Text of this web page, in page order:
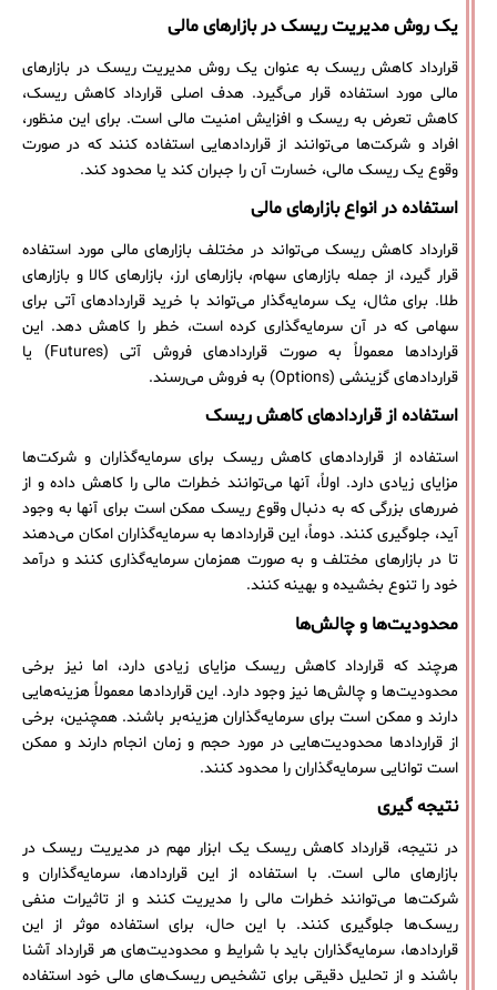
یک روش مدیریت ریسک در بازارهای مالی
قرارداد کاهش ریسک به عنوان یک روش مدیریت ریسک در بازارهای
مالی مورد استفاده قرار می‌گیرد. هدف اصلی قرارداد کاهش ریسک،
کاهش تعرض به ریسک و افزایش امنیت مالی است. برای این منظور،
افراد و شرکت‌ها می‌توانند از قراردادهایی استفاده کنند که در صورت
وقوع یک ریسک مالی، خسارت آن را جبران کند یا محدود کند.
استفاده در انواع بازارهای مالی
قرارداد کاهش ریسک می‌تواند در مختلف بازارهای مالی مورد استفاده
قرار گیرد، از جمله بازارهای سهام، بازارهای ارز، بازارهای کالا و بازارهای
طلا. برای مثال، یک سرمایه‌گذار می‌تواند با خرید قراردادهای آتی برای
سهامی که در آن سرمایه‌گذاری کرده است، خطر را کاهش دهد. این
قراردادها معمولاً به صورت قراردادهای فروش آتی (Futures) یا
قراردادهای گزینشی (Options) به فروش می‌رسند.
استفاده از قراردادهای کاهش ریسک
استفاده از قراردادهای کاهش ریسک برای سرمایه‌گذاران و شرکت‌ها
مزایای زیادی دارد. اولاً، آنها می‌توانند خطرات مالی را کاهش داده و از
ضررهای بزرگی که به دنبال وقوع ریسک ممکن است برای آنها به وجود
آید، جلوگیری کنند. دوماً، این قراردادها به سرمایه‌گذاران امکان می‌دهند
تا در بازارهای مختلف و به صورت همزمان سرمایه‌گذاری کنند و درآمد
خود را تنوع بخشیده و بهینه کنند.
محدودیت‌ها و چالش‌ها
هرچند که قرارداد کاهش ریسک مزایای زیادی دارد، اما نیز برخی
محدودیت‌ها و چالش‌ها نیز وجود دارد. این قراردادها معمولاً هزینه‌هایی
دارند و ممکن است برای سرمایه‌گذاران هزینه‌بر باشند. همچنین، برخی
از قراردادها محدودیت‌هایی در مورد حجم و زمان انجام دارند و ممکن
است توانایی سرمایه‌گذاران را محدود کنند.
نتیجه گیری
در نتیجه، قرارداد کاهش ریسک یک ابزار مهم در مدیریت ریسک در
بازارهای مالی است. با استفاده از این قراردادها، سرمایه‌گذاران و
شرکت‌ها می‌توانند خطرات مالی را مدیریت کنند و از تاثیرات منفی
ریسک‌ها جلوگیری کنند. با این حال، برای استفاده موثر از این
قراردادها، سرمایه‌گذاران باید با شرایط و محدودیت‌های هر قرارداد آشنا
باشند و از تحلیل دقیقی برای تشخیص ریسک‌های مالی خود استفاده